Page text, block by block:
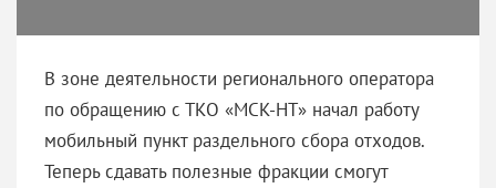
В зоне деятельности регионального оператора
по обращению с ТКО «МСК-НТ» начал работу
мобильный пункт раздельного сбора отходов.
Теперь сдавать полезные фракции смогут